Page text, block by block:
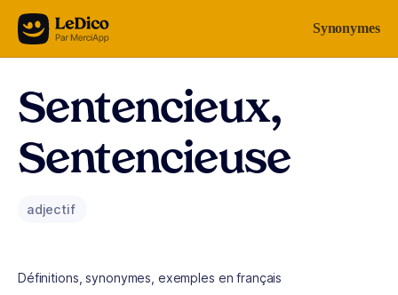
Aller au contenu Synonymes
Sentencieux,
Sentencieuse
adjectif
Définitions, synonymes, exemples en français